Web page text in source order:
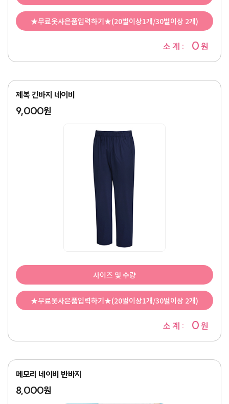
★무료옷사은품입력하기★(20벌이상1개/30벌이상 2개)
소 계 : 0원
제복 긴바지 네이비
9,000원
사이즈 및 수량
★무료옷사은품입력하기★(20벌이상1개/30벌이상 2개)
소 계 : 0원
메모리 네이비 반바지
8,000원